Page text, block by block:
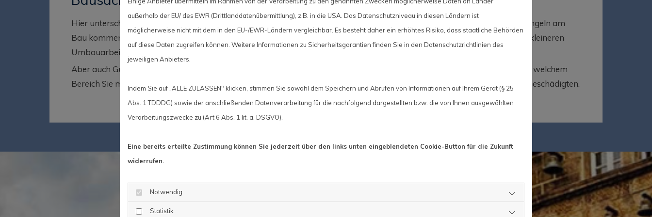
Hier unterscheidet sich die Region Hameln nicht von anderen Regionen im Land. Selbstverständlich kann es überall zu Mängeln am
Bau kommen. Diverse Schäden treten zum Beispiel im Zusammenhang mit schlecht ausgeführten Baumaßnahmen oder kleineren
Umbauarbeiten auf.
Aber auch Gutachten zu Rohr- und Wasserschäden in Hameln und Umgebung werden häufig bei mir angefragt. Egal, aus welchem
Bereich Sie mich kontaktieren und unabhängig davon, ob privat, gewerblich oder öffentlich: Ich kümmere mich um jeden Geschädigten.
außerhalb der EU/ des EWR (Drittlanddatenübermittlung), z.B. in die USA. Das Datenschutzniveau in diesen Ländern ist
möglicherweise nicht mit dem in den EU-/EWR-Ländern vergleichbar. Es besteht daher ein erhöhtes Risiko, dass staatliche Behörden
auf diese Daten zugreifen können. Weitere Informationen zu Sicherheitsgarantien finden Sie in den Datenschutzrichtlinien des
jeweiligen Anbieters.
Indem Sie auf „ALLE ZULASSEN" klicken, stimmen Sie sowohl dem Speichern und Abrufen von Informationen auf Ihrem Gerät (§ 25
Abs. 1 TDDDG) sowie der anschließenden Datenverarbeitung für die nachfolgend dargestellten bzw. die von Ihnen ausgewählten
Verarbeitungszwecke zu (Art 6 Abs. 1 lit. a. DSGVO).
Eine bereits erteilte Zustimmung können Sie jederzeit über den links unten eingeblendeten Cookie-Button für die Zukunft
widerrufen.
Notwendig
Statistik